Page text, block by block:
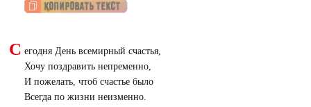
С егодня День всемирный счастья,
Хочу поздравить непременно,
И пожелать, чтоб счастье было
Всегда по жизни неизменно.